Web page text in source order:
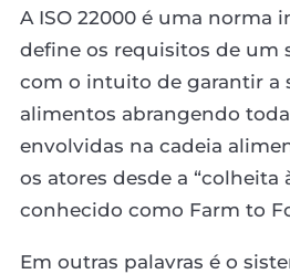
A ISO 22000 é uma norma
define os requisitos de um
com o intuito de garantir a
alimentos abrangendo
envolvidas na cadeia
os atores desde a “colheita
conhecido como Farm to
Em outras palavras é o